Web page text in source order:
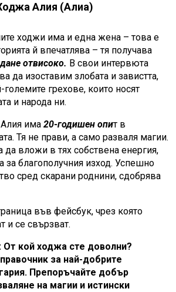
Алия (Алиа)
ходжи има и една жена – това е
й впечатлява – тя получава
отвисоко. В свои интервюта
да изоставим злобата и завистта,
големите грехове, които носят
и народа ни.
има 20-годишен опит в
Тя не прави, а само разваля магии.
да вложи в тях собствена енергия,
за благополучния изход. Успешно
сред скарани роднини, сдобрява
във фейсбук, чрез която
и се свързват.
: От кой ходжа сте доволни?
за най-добрите
Препоръчайте добър
на магии и истински